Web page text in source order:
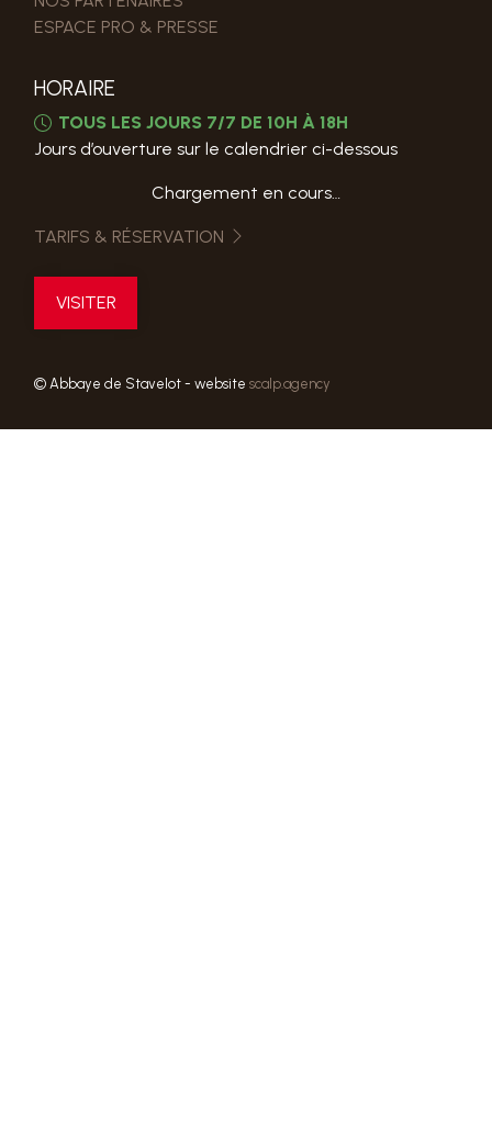
ESPACE PRO & PRESSE
HORAIRE
TOUS LES JOURS 7/7 DE 10H À 18H
Jours d’ouverture sur le calendrier ci-dessous
Chargement en cours…
TARIFS & RÉSERVATION
VISITER
© Abbaye de Stavelot - websitescalp.agency